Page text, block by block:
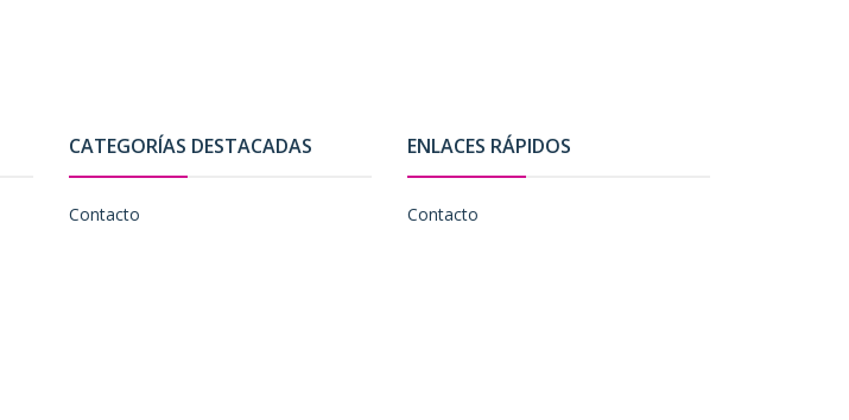
CATEGORÍAS DESTACADAS
Contacto
ENLACES RÁPIDOS
Contacto